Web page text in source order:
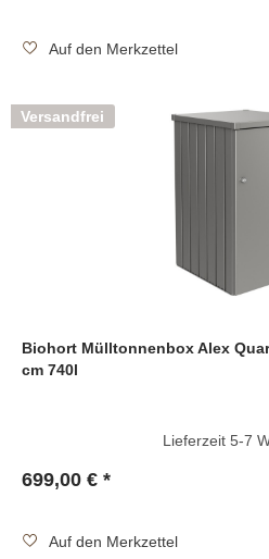
Auf den Merkzettel
Versandfrei
Biohort Mülltonnenbox Alex
cm 740l
Lieferzeit 5-7
699,00 € *
Auf den Merkzettel